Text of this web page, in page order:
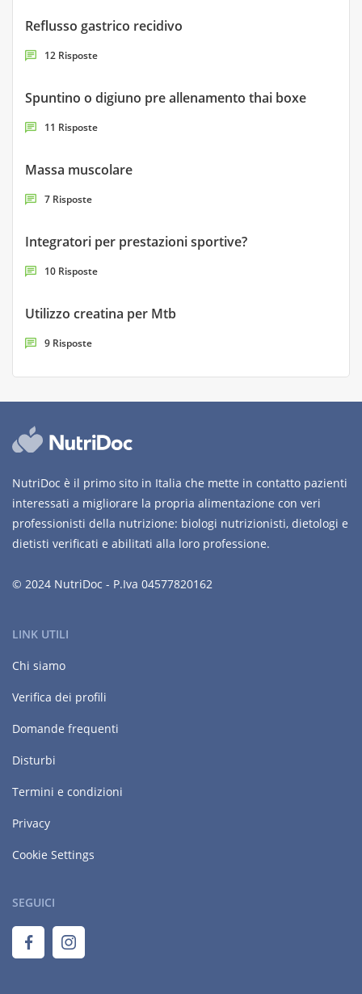
Reflusso gastrico recidivo
12 Risposte
Spuntino o digiuno pre allenamento thai boxe
11 Risposte
Massa muscolare
7 Risposte
Integratori per prestazioni sportive?
10 Risposte
Utilizzo creatina per Mtb
9 Risposte
NutriDoc è il primo sito in Italia che mette in contatto pazienti
interessati a migliorare la propria alimentazione con veri
professionisti della nutrizione: biologi nutrizionisti, dietologi e
dietisti verificati e abilitati alla loro professione.
© 2024 NutriDoc - P.Iva 04577820162
LINK UTILI
Chi siamo
Verifica dei profili
Domande frequenti
Disturbi
Termini e condizioni
Privacy
Cookie Settings
SEGUICI